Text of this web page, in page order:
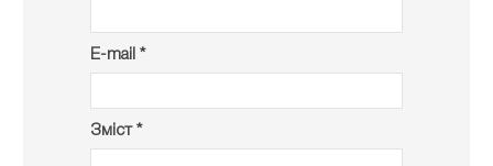
E-mail *
Зміст *